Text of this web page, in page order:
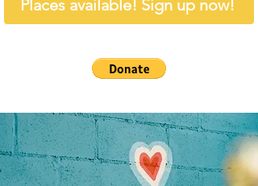
Places available! Sign up now!